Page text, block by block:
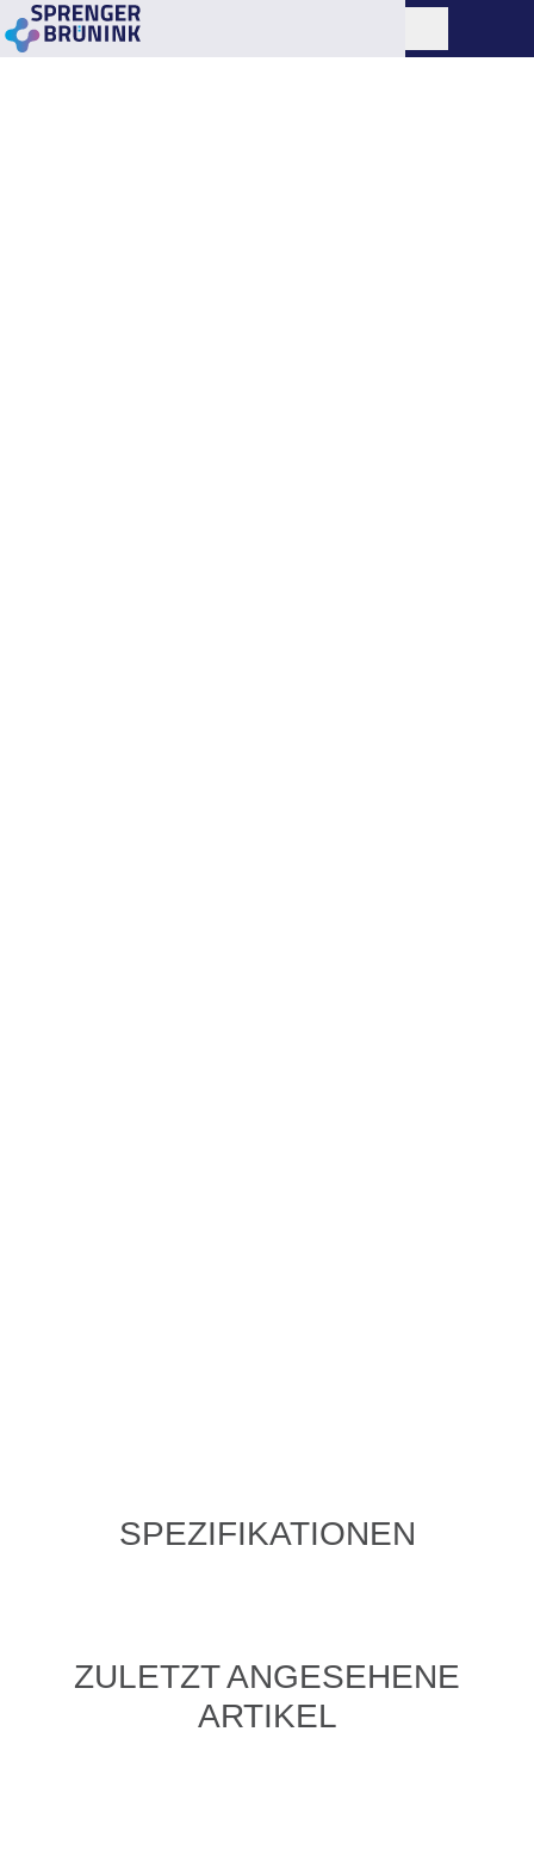
SPEZIFIKATIONEN
ZULETZT ANGESEHENE
ARTIKEL